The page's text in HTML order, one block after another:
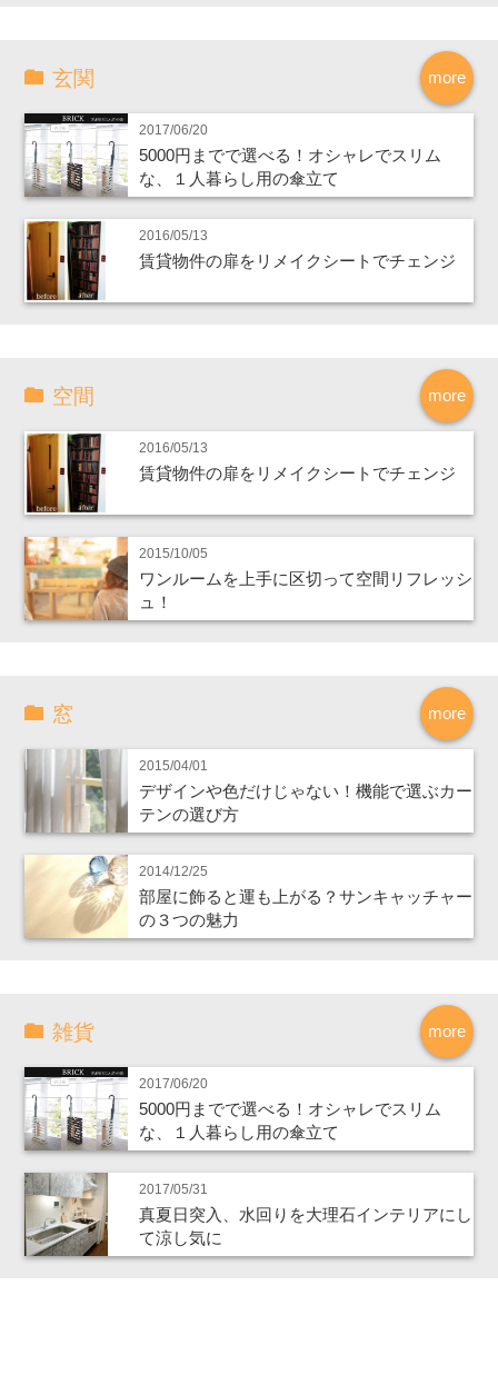
more
玄関
2017/06/20
5000円までで選べる！オシャレでスリム
な、１人暮らし用の傘立て
2016/05/13
賃貸物件の扉をリメイクシートでチェンジ
more
空間
2016/05/13
賃貸物件の扉をリメイクシートでチェンジ
2015/10/05
ワンルームを上手に区切って空間リフレッシ
ュ！
more
窓
2015/04/01
デザインや色だけじゃない！機能で選ぶカー
テンの選び方
2014/12/25
部屋に飾ると運も上がる？サンキャッチャー
の３つの魅力
more
雑貨
2017/06/20
5000円までで選べる！オシャレでスリム
な、１人暮らし用の傘立て
2017/05/31
真夏日突入、水回りを大理石インテリアにし
て涼し気に